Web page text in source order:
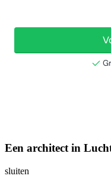
Een architect in
sluiten